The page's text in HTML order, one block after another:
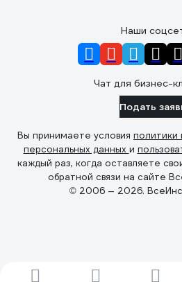
Наши
Чат для бизнес-
Подать
Вы принимаете условия политики
персональных данных и
каждый раз, когда оставляете
обратной связи на сайте
© 2006 — 2026.